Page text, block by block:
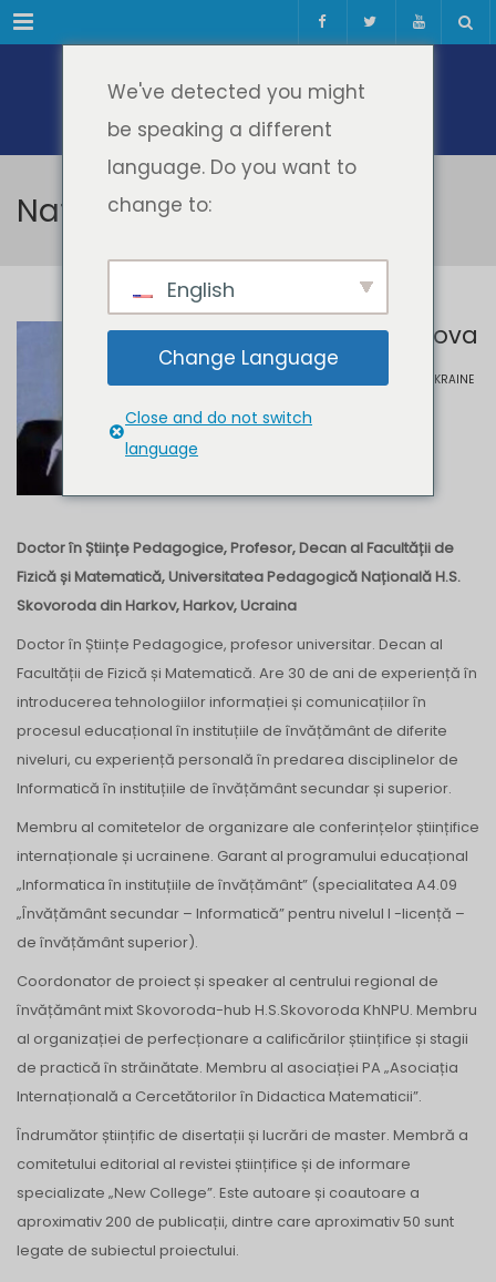
Meniul
Nataliia Ponomarova
Nataliia Ponomarova
H.S. SKOVORODA KHARKIV NATIONAL
PEDAGOGICAL UNIVERSITY, KHARKIV, UKRAINE
Doctor în Științe Pedagogice, Profesor, Decan al Facultății de
Fizică și Matematică, Universitatea Pedagogică Națională H.S.
Skovoroda din Harkov, Harkov, Ucraina
Doctor în Științe Pedagogice, profesor universitar. Decan al
Facultății de Fizică și Matematică. Are 30 de ani de experiență în
introducerea tehnologiilor informației și comunicațiilor în
procesul educațional în instituțiile de învățământ de diferite
niveluri, cu experiență personală în predarea disciplinelor de
Informatică în instituțiile de învățământ secundar și superior.
Membru al comitetelor de organizare ale conferințelor științifice
internaționale și ucrainene. Garant al programului educațional
„Informatica în instituțiile de învățământ” (specialitatea A4.09
„Învățământ secundar – Informatică” pentru nivelul I -licență –
de învățământ superior).
Coordonator de proiect și speaker al centrului regional de
învățământ mixt Skovoroda-hub H.S.Skovoroda KhNPU. Membru
al organizației de perfecționare a calificărilor științifice și stagii
de practică în străinătate. Membru al asociației PA „Asociația
Internațională a Cercetătorilor în Didactica Matematicii”.
Îndrumător științific de disertații și lucrări de master. Membră a
comitetului editorial al revistei științifice și de informare
specializate „New College”. Este autoare și coautoare a
aproximativ 200 de publicații, dintre care aproximativ 50 sunt
legate de subiectul proiectului.
We've detected you might
be speaking a different
language. Do you want to
change to:
English
Change Language
Close and do not switch
language